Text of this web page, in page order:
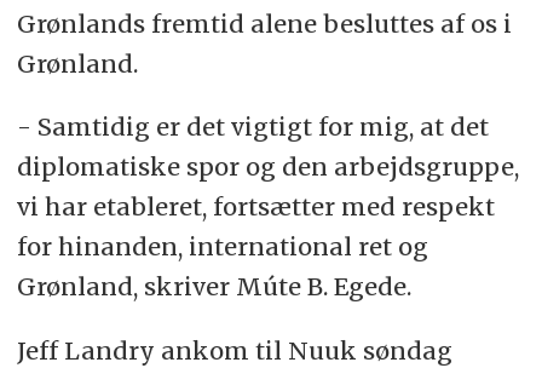
Grønlands fremtid alene besluttes af os i
Grønland.
- Samtidig er det vigtigt for mig, at det
diplomatiske spor og den arbejdsgruppe,
vi har etableret, fortsætter med respekt
for hinanden, international ret og
Grønland, skriver Múte B. Egede.
Jeff Landry ankom til Nuuk søndag